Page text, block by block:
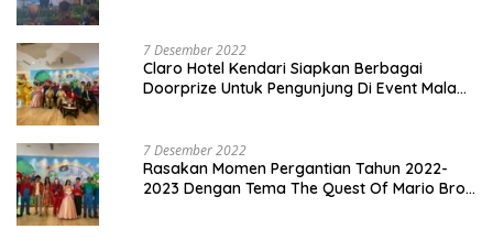
7 Desember 2022
Claro Hotel Kendari Siapkan Berbagai
Doorprize Untuk Pengunjung Di Event Malam
7 Desember 2022
Rasakan Momen Pergantian Tahun 2022-
2023 Dengan Tema The Quest Of Mario Bros